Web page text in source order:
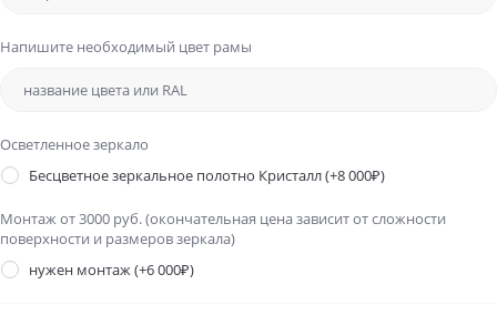
Напишите необходимый цвет рамы
Осветленное зеркало
Бесцветное зеркальное полотно Кристалл(+8 000₽)
Монтаж от 3000 руб. (окончательная цена зависит от сложности
поверхности и размеров зеркала)
нужен монтаж(+6 000₽)